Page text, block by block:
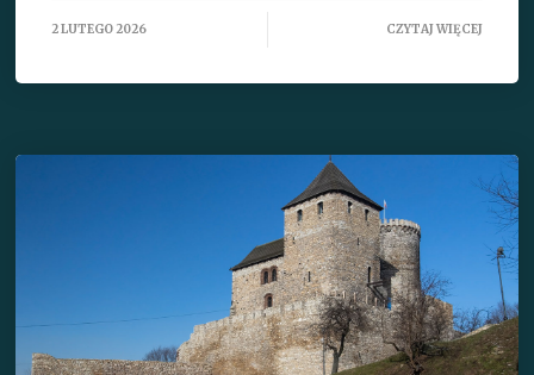
2 LUTEGO 2026 CZYTAJ WIĘCEJ